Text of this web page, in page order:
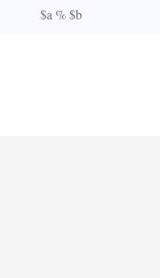
$a % $b